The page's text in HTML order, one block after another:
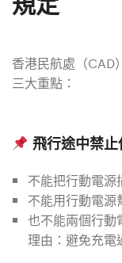
香港民航處（CAD
三大重點：
飛行途中禁
不能把行動電
不能用行動電
也不能兩個行動
理由：避免充電